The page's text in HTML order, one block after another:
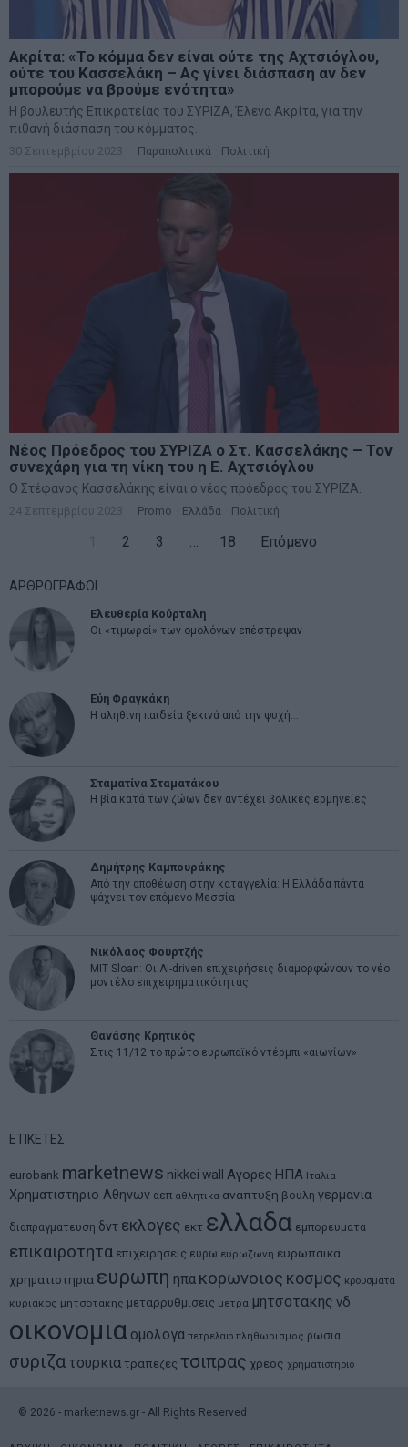
Ακρίτα: «Το κόμμα δεν είναι ούτε της Αχτσιόγλου,
ούτε του Κασσελάκη – Ας γίνει διάσπαση αν δεν
μπορούμε να βρούμε ενότητα»
Η βουλευτής Επικρατείας του ΣΥΡΙΖΑ, Έλενα Ακρίτα, για την
πιθανή διάσπαση του κόμματος.
30 Σεπτεμβρίου 2023 Παραπολιτικά Πολιτική
Νέος Πρόεδρος του ΣΥΡΙΖΑ ο Στ. Κασσελάκης – Τον
συνεχάρη για τη νίκη του η Ε. Αχτσιόγλου
Ο Στέφανος Κασσελάκης είναι ο νέος πρόεδρος του ΣΥΡΙΖΑ.
24 Σεπτεμβρίου 2023 Promo Ελλάδα Πολιτική
2 3 … 18 Επόμενο
ΑΡΘΡΟΓΡΑΦΟΙ
Ελευθερία Κούρταλη
Οι «τιμωροί» των ομολόγων επέστρεψαν
Εύη Φραγκάκη
Η αληθινή παιδεία ξεκινά από την ψυχή…
Σταματίνα Σταματάκου
Η βία κατά των ζώων δεν αντέχει βολικές ερμηνείες
Δημήτρης Καμπουράκης
Από την αποθέωση στην καταγγελία: Η Ελλάδα πάντα
ψάχνει τον επόμενο Μεσσία
Νικόλαος Φουρτζής
MIT Sloan: Οι AI-driven επιχειρήσεις διαμορφώνουν το νέο
μοντέλο επιχειρηματικότητας
Θανάσης Κρητικός
Στις 11/12 το πρώτο ευρωπαϊκό ντέρμπι «αιωνίων»
ΕΤΙΚΕΤΕΣ
eurobank marketnews nikkei wall Αγορες ΗΠΑ Ιταλια
Χρηματιστηριο Αθηνων αεπ αθλητικα αναπτυξη βουλη γερμανια
διαπραγματευση δντ εκλογες εκτ ελλαδα εμπορευματα
επικαιροτητα επιχειρησεις ευρω ευρωζωνη ευρωπαικα
χρηματιστηρια ευρωπη ηπα κορωνοιος κοσμος κρουσματα
κυριακος μητσοτακης μεταρρυθμισεις μετρα μητσοτακης νδ
οικονομια ομολογα πετρελαιο πληθωρισμος ρωσια
συριζα τουρκια τραπεζες τσιπρας χρεος χρηματιστηριο
© 2026 - marketnews.gr - All Rights Reserved